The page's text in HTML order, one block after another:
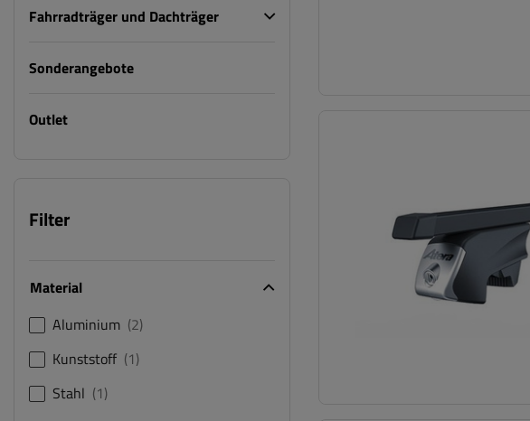
Fahrradträger und Dachträger
Sonderangebote
Outlet
Filter
Material
Aluminium 2
Kunststoff 1
Stahl
1